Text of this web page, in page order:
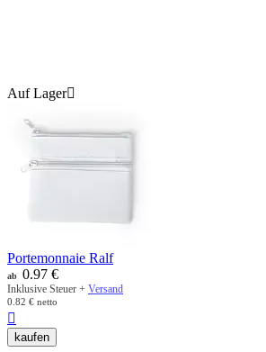
Auf Lager
Portemonnaie Ralf
ab 0.97 €
Inklusive Steuer + Versand
0.82 € netto

kaufen